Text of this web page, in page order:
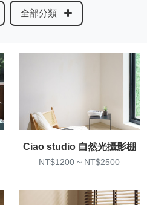
全部分類
Ciao studio 自然光攝影棚
NT$1200 ~ NT$2500